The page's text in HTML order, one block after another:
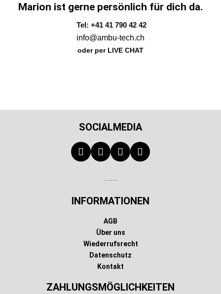
Marion ist gerne persönlich für dich da.
Tel: +41 41 790 42 42
info@ambu-tech.ch
oder per LIVE CHAT
SOCIALMEDIA
INFORMATIONEN
AGB
Über uns
Wiederrufsrecht
Datenschutz
Kontakt
ZAHLUNGSMÖGLICHKEITEN